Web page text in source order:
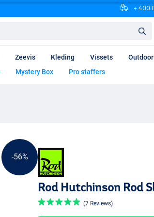
+
Zeevis Kleding Vissets Outdoor
Mystery Box Pro staffers
-56%
Rod Hutchinson Rod
(7 Reviews)